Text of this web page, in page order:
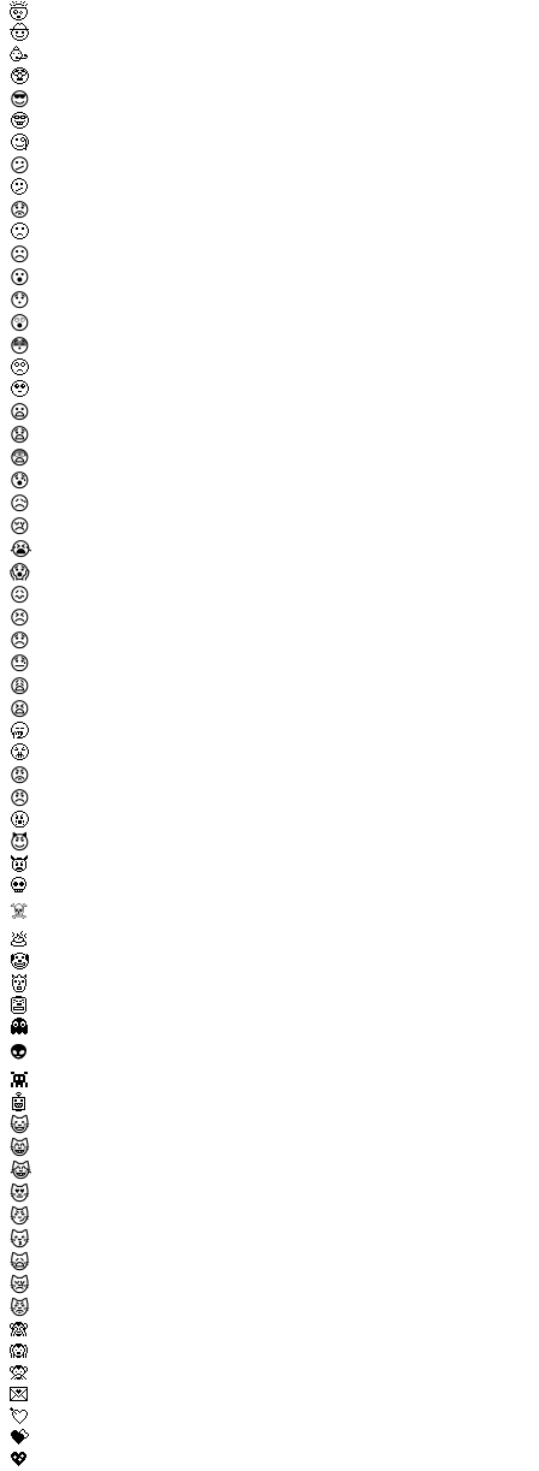
🤯
🤠
🥳
🥸
😎
🤓
🧐
😕
🫤
😟
🙁
☹️
😮
😯
😲
😳
🥺
🥹
😦
😧
😨
😰
😥
😢
😭
😱
😖
😣
😞
😓
😩
😫
🥱
😤
😡
😠
🤬
😈
👿
💀
☠️
💩
🤡
👹
👺
👻
👽
👾
🤖
😺
😸
😹
😻
😼
😽
🙀
😿
😾
🙈
🙉
🙊
💌
💘
💝
💖